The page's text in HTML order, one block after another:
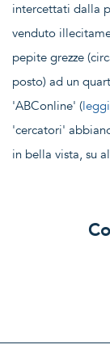
intercettati dalla
venduto
pepite grezze
posto) ad un
'ABConline' (
'cercatori'
in bella vista, su